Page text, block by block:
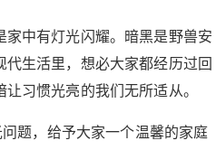
中有灯光闪耀。暗黑是野兽安
生活里，想必大家都经历过回
习惯光亮的我们无所适从。
题，给予大家一个温馨的家庭